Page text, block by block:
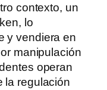
contexto, un
lo
y vendiera en
manipulación
operan
la regulación